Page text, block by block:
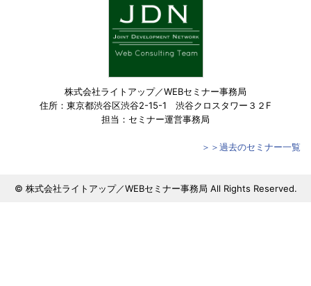
株式会社ライトアップ／WEBセミナー事務局
住所：東京都渋谷区渋谷2-15-1 渋谷クロスタワー３２F
担当：セミナー運営事務局
＞＞過去のセミナー一覧
© 株式会社ライトアップ／WEBセミナー事務局 All Rights Reserved.